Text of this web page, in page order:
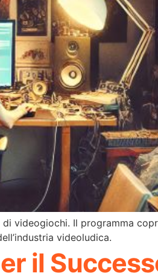
videogiochi. Il programma
videoludica.
il